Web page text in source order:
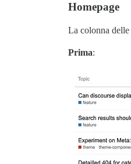
Homepage
La colonna
Prima: